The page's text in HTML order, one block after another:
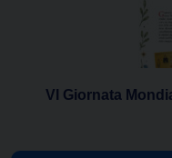
VI Giornata